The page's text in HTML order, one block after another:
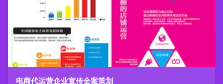
电商代运营企业宣传全案策划